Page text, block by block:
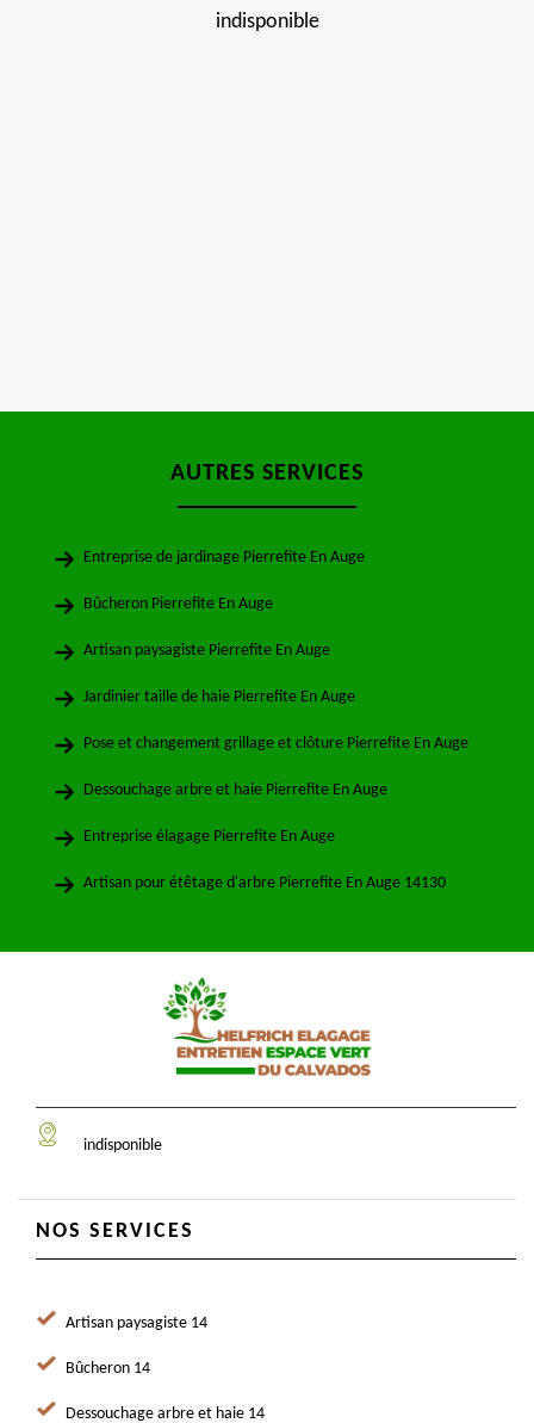
indisponible
AUTRES SERVICES
Entreprise de jardinage Pierrefite En Auge
Bûcheron Pierrefite En Auge
Artisan paysagiste Pierrefite En Auge
Jardinier taille de haie Pierrefite En Auge
Pose et changement grillage et clôture Pierrefite En Auge
Dessouchage arbre et haie Pierrefite En Auge
Entreprise élagage Pierrefite En Auge
Artisan pour étêtage d'arbre Pierrefite En Auge 14130
indisponible
NOS SERVICES
Artisan paysagiste 14
Bûcheron 14
Dessouchage arbre et haie 14